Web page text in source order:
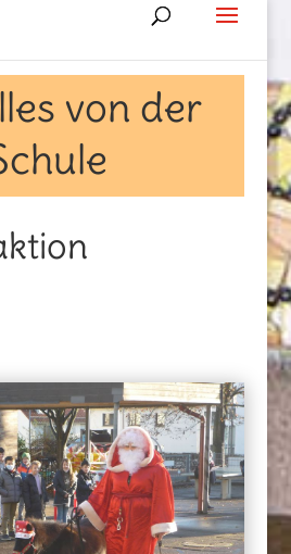
von der